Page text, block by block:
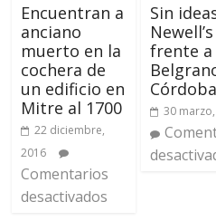
Encuentran a
anciano
muerto en la
cochera de
un edificio en
Mitre al 1700
22 diciembre,
2016
Comentarios
desactivados
Sin
frente a
Córdoba
30